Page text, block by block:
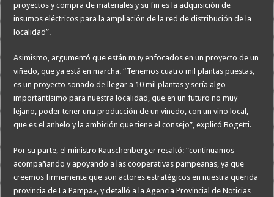
proyectos y compra de materiales y su fin es la adquisición de
insumos eléctricos para la ampliación de la red de distribución de la
localidad”.
Asimismo, argumentó que están muy enfocados en un proyecto de un
viñedo, que ya está en marcha. “Tenemos cuatro mil plantas puestas,
es un proyecto soñado de llegar a 10 mil plantas y sería algo
importantísimo para nuestra localidad, que en un futuro no muy
lejano, poder tener una producción de un viñedo, con un vino local,
que es el anhelo y la ambición que tiene el consejo”, explicó Bogetti.
Por su parte, el ministro Rauschenberger resaltó: “continuamos
acompañando y apoyando a las cooperativas pampeanas, ya que
creemos firmemente que son actores estratégicos en nuestra querida
provincia de La Pampa», y detalló a la Agencia Provincial de Noticias